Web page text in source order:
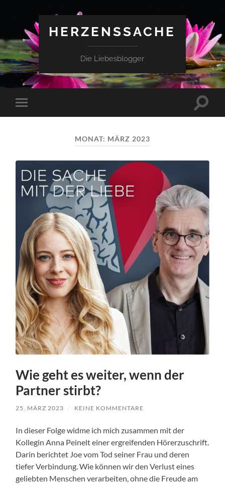
HERZENSSACHE
Die Liebesblogger
Mobile-
Menü
MONAT: MÄRZ 2023
Wie geht es weiter, wenn der
Partner stirbt?
25. MÄRZ 2023 / KEINE KOMMENTARE
In dieser Folge widme ich mich zusammen mit der
Kollegin Anna Peinelt einer ergreifenden Hörerzuschrift.
Darin berichtet Joe vom Tod seiner Frau und deren
tiefer Verbindung. Wie können wir den Verlust eines
geliebten Menschen verarbeiten, ohne die Freude am